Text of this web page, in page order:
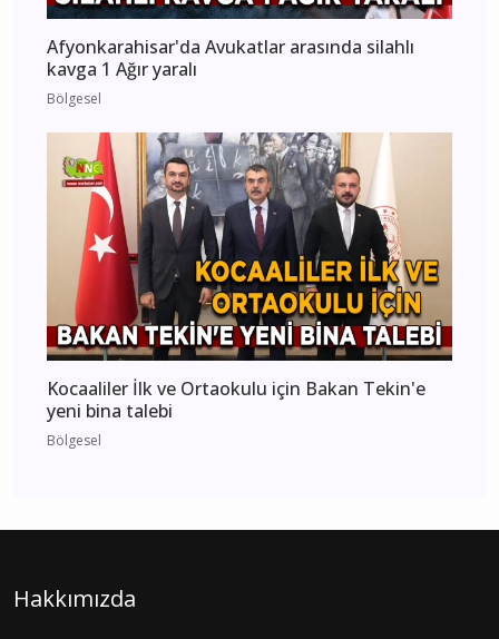
Afyonkarahisar'da Avukatlar arasında silahlı
kavga 1 Ağır yaralı
Bölgesel
Kocaaliler İlk ve Ortaokulu için Bakan Tekin'e
yeni bina talebi
Bölgesel
Hakkımızda